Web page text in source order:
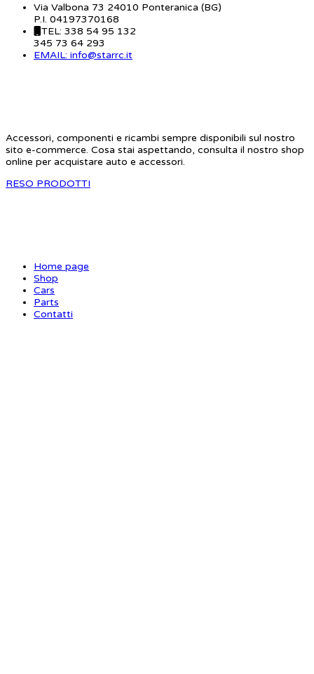
Via Valbona 73 24010 Ponteranica (BG)
P.I. 04197370168
TEL: 338 54 95 132
345 73 64 293
EMAIL: info@starrc.it
Accessori, componenti e ricambi sempre disponibili sul nostro
sito e-commerce. Cosa stai aspettando, consulta il nostro shop
online per acquistare auto e accessori.
RESO PRODOTTI
Home page
Shop
Cars
Parts
Contatti